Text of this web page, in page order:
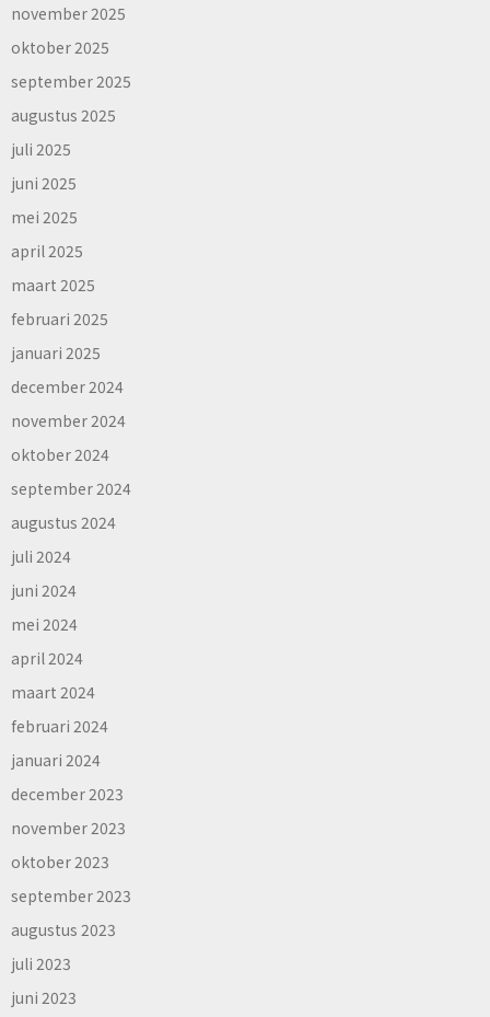
november 2025
oktober 2025
september 2025
augustus 2025
juli 2025
juni 2025
mei 2025
april 2025
maart 2025
februari 2025
januari 2025
december 2024
november 2024
oktober 2024
september 2024
augustus 2024
juli 2024
juni 2024
mei 2024
april 2024
maart 2024
februari 2024
januari 2024
december 2023
november 2023
oktober 2023
september 2023
augustus 2023
juli 2023
juni 2023